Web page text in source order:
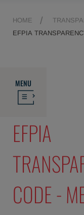
HOME
EFPIA
MENU
EFPIA
CODE -